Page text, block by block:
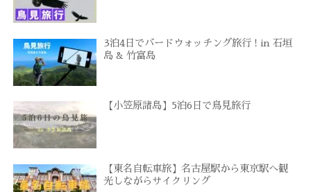
3泊4日でバードウォッチング旅行 ! in 石垣
島 & 竹富島
【小笠原諸島】5泊6日で鳥見旅行
【東名自転車旅】名古屋駅から東京駅へ観
光しながらサイクリング